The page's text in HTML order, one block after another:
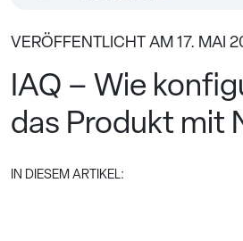
VERÖFFENTLICHT AM 17. MAI
IAQ – Wie
das Produkt mit
IN DIESEM ARTIKEL: